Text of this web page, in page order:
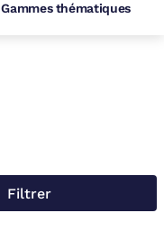
Gammes thématiques
Filtrer